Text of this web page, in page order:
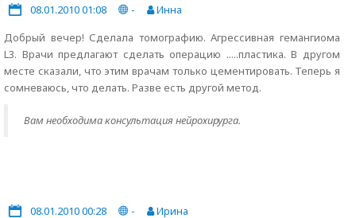
08.01.2010 01:08 -
Инна
Добрый вечер! Сделала томографию. Агрессивная гемангиома
L3. Врачи предлагают сделать операцию .....пластика. В другом
месте сказали, что этим врачам только цементировать. Теперь я
сомневаюсь, что делать. Разве есть другой метод.
Вам необходима консультация нейрохирурга.
08.01.2010 00:28 -
Ирина